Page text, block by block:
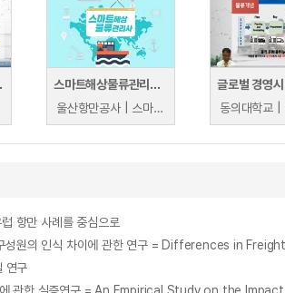
제점
스마트해상물류관리사 교육과정2
울산항만공사 | 스마트해상물류관리사 교육위원회
동의대학교 |
항만 사례를 중심으로
체 구성원의 인식 차이에 관한 연구 = Differences
연구